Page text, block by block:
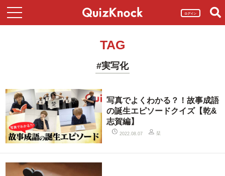
ログイン
TAG
#実写化
写真でよくわかる？！故事成語
の誕生エピソードクイズ【乾&
志賀編】
2022.08.07 栞